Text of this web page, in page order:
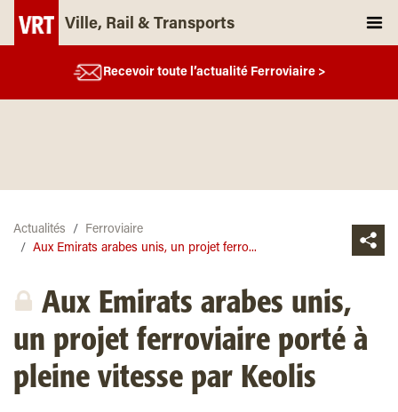
Ville, Rail & Transports
Recevoir toute l’actualité Ferroviaire >
Actualités
Ferroviaire
Aux Emirats arabes unis, un projet ferro...
Aux Emirats arabes unis,
un projet ferroviaire porté à
pleine vitesse par Keolis